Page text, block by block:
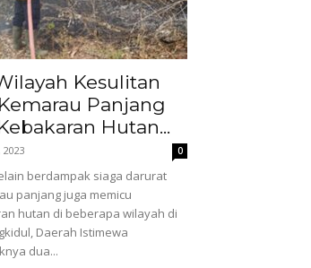
Kesulitan
Panjang
Hutan...
0
berdampak siaga darurat
panjang juga memicu
hutan di beberapa wilayah di
Daerah Istimewa
dua...